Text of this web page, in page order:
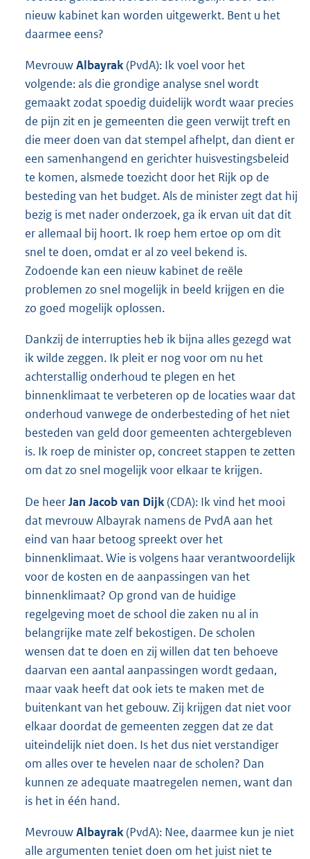
nieuw kabinet kan worden uitgewerkt. Bent u het
daarmee eens?
MevrouwAlbayrak(PvdA): Ik voel voor het
volgende: als die grondige analyse snel wordt
gemaakt zodat spoedig duidelijk wordt waar precies
de pijn zit en je gemeenten die geen verwijt treft en
die meer doen van dat stempel afhelpt, dan dient er
een samenhangend en gerichter huisvestingsbeleid
te komen, alsmede toezicht door het Rijk op de
besteding van het budget. Als de minister zegt dat hij
bezig is met nader onderzoek, ga ik ervan uit dat dit
er allemaal bij hoort. Ik roep hem ertoe op om dit
snel te doen, omdat er al zo veel bekend is.
Zodoende kan een nieuw kabinet de reële
problemen zo snel mogelijk in beeld krijgen en die
zo goed mogelijk oplossen.
Dankzij de interrupties heb ik bijna alles gezegd wat
ik wilde zeggen. Ik pleit er nog voor om nu het
achterstallig onderhoud te plegen en het
binnenklimaat te verbeteren op de locaties waar dat
onderhoud vanwege de onderbesteding of het niet
besteden van geld door gemeenten achtergebleven
is. Ik roep de minister op, concreet stappen te zetten
om dat zo snel mogelijk voor elkaar te krijgen.
De heerJan Jacob van Dijk(CDA): Ik vind het mooi
dat mevrouw Albayrak namens de PvdA aan het
eind van haar betoog spreekt over het
binnenklimaat. Wie is volgens haar verantwoordelijk
voor de kosten en de aanpassingen van het
binnenklimaat? Op grond van de huidige
regelgeving moet de school die zaken nu al in
belangrijke mate zelf bekostigen. De scholen
wensen dat te doen en zij willen dat ten behoeve
daarvan een aantal aanpassingen wordt gedaan,
maar vaak heeft dat ook iets te maken met de
buitenkant van het gebouw. Zij krijgen dat niet voor
elkaar doordat de gemeenten zeggen dat ze dat
uiteindelijk niet doen. Is het dus niet verstandiger
om alles over te hevelen naar de scholen? Dan
kunnen ze adequate maatregelen nemen, want dan
is het in één hand.
MevrouwAlbayrak(PvdA): Nee, daarmee kun je niet
alle argumenten teniet doen om het juist niet te